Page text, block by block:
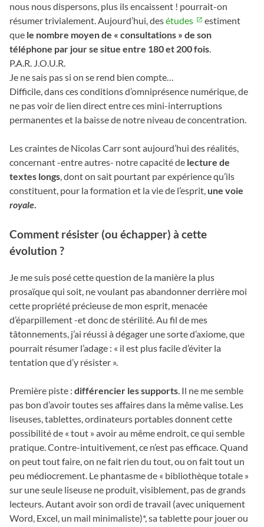
nous nous dispersons, plus ils encaissent ! pourrait-on
résumer trivialement. Aujourd’hui, desétudes
estiment
que le nombre moyen de « consultations » de son
téléphone par jour se situe entre 180 et 200 fois.
P.A.R. J.O.U.R.
Je ne sais pas si on se rend bien compte…
Difficile, dans ces conditions d’omniprésence numérique, de
ne pas voir de lien direct entre ces mini-interruptions
permanentes et la baisse de notre niveau de concentration.
Les craintes de Nicolas Carr sont aujourd’hui des réalités,
concernant -entre autres- notre capacité de lecture de
textes longs, dont on sait pourtant par expérience qu’ils
constituent, pour la formation et la vie de l’esprit, une voie
royale.
Comment résister (ou échapper) à cette
évolution ?
Je me suis posé cette question de la manière la plus
prosaïque qui soit, ne voulant pas abandonner derrière moi
cette propriété précieuse de mon esprit, menacée
d’éparpillement -et donc de stérilité. Au fil de mes
tâtonnements, j’ai réussi à dégager une sorte d’axiome, que
pourrait résumer l’adage : « il est plus facile d’éviter la
tentation que d’y résister ».
Première piste : différencier les supports. Il ne me semble
pas bon d’avoir toutes ses affaires dans la même valise. Les
liseuses, tablettes, ordinateurs portables donnent cette
possibilité de « tout » avoir au même endroit, ce qui semble
pratique. Contre-intuitivement, ce n’est pas efficace. Quand
on peut tout faire, on ne fait rien du tout, ou on fait tout un
peu médiocrement. Le phantasme de « bibliothèque totale »
sur une seule liseuse ne produit, visiblement, pas de grands
lecteurs. Autant avoir son ordi de travail (avec uniquement
Word, Excel, un mail minimaliste)*, sa tablette pour jouer ou